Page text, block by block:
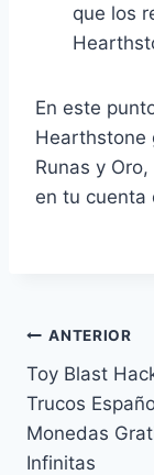
que los
En este
Hearthstone
Runas y
en tu cuenta
de
ANTERIOR
Toy Blast
Trucos
Monedas
Infinitas